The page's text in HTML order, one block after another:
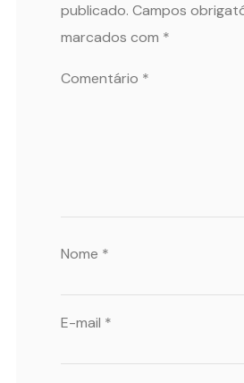
publicado. Campos
marcados com *
Comentário *
Nome *
E-mail *